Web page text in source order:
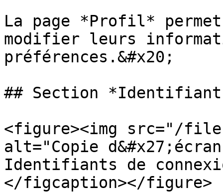
La page *Profil*
modifier leurs
préférences.&#x20;
## Section
<figure><img src="/files/
alt="Copie
Identifiants de
</figcaption></figure>